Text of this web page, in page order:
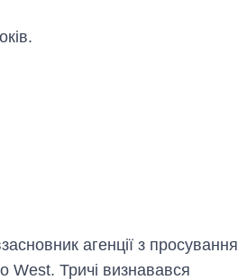
агенції з просування
West. Тричі визнавався